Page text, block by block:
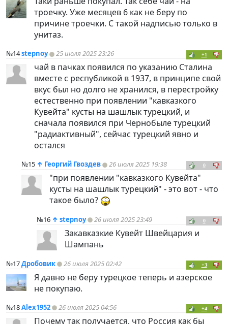
троечку. Уже месяцев 6 как не беру по
причине троечки. С такой надписью только в
унитаз.
№14stepnoy 25 июля 2025 23:26 +1
чай в пачках появился по указанию Сталина
вместе с республикой в 1937, в принципе свой
вкус был но долго не хранился, в перестройку
естественно при появлении "кавказкого
Кувейта" кусты на шашлык турецкий, и
сначала появился при Чернобыле турецкий
"радиактивный", сейчас турецкий явно и
остался
№15 ↑ Георгий Гвоздев 26 июля 2025 19:38 0
"при появлении "кавказкого Кувейта"
кусты на шашлык турецкий" - это вот - что
такое было?
№16 ↑ stepnoy 26 июля 2025 23:49 0
Закавказкие Кувейт Швейцария и
Шампань
№17Дробовик 26 июля 2025 02:42 +3
Я давно не беру турецкое теперь и азерское
не покупаю.
№18Alex1952 26 июля 2025 04:56 +4
Почему так получается, что Россия как бы